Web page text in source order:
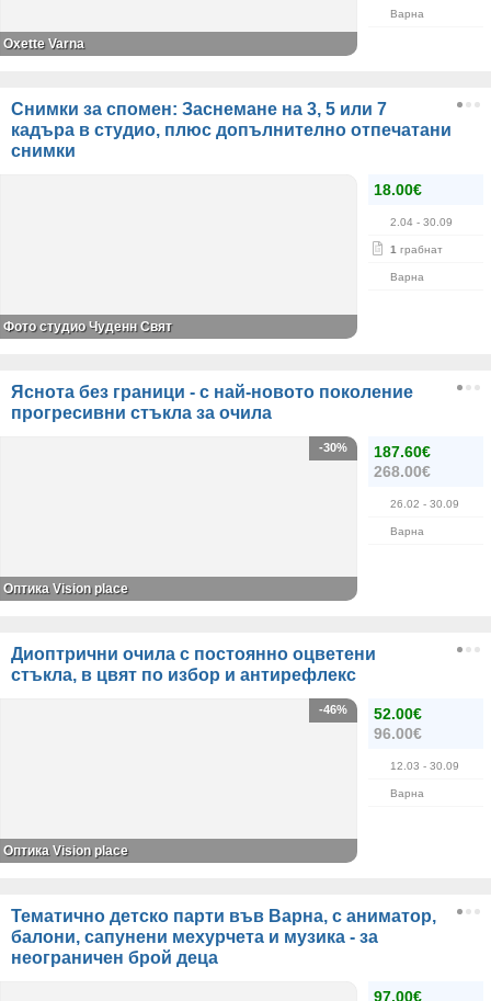
Варна
Oxette Varna
Снимки за спомен: Заснемане на 3, 5 или 7
кадъра в студио, плюс допълнително отпечатани
снимки
18.00€
2.04 - 30.09
1 грабнат
Варна
Фото студио Чуденн Свят
Яснота без граници - с най-новото поколение
прогресивни стъкла за очила
187.60€
268.00€
26.02 - 30.09
Варна
-30%
Оптика Vision place
Диоптрични очила с постоянно оцветени
стъкла, в цвят по избор и антирефлекс
52.00€
96.00€
12.03 - 30.09
Варна
-46%
Оптика Vision place
Тематично детско парти във Варна, с аниматор,
балони, сапунени мехурчета и музика - за
неограничен брой деца
97.00€